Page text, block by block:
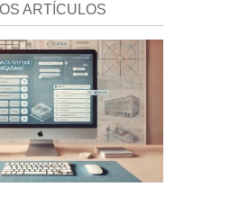
ARTÍCULOS